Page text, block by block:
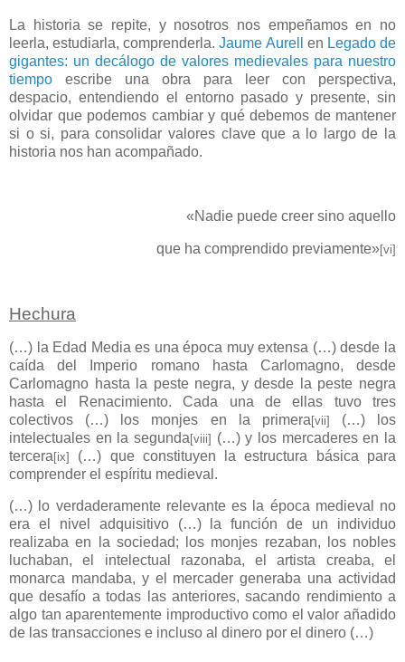
La historia se repite, y nosotros nos empeñamos en no
leerla, estudiarla, comprenderla.Jaume Aurell en Legado de
gigantes: un decálogo de valores medievales para nuestro
tiempo escribe una obra para leer con perspectiva,
despacio, entendiendo el entorno pasado y presente, sin
olvidar que podemos cambiar y qué debemos de mantener
si o si, para consolidar valores clave que a lo largo de la
historia nos han acompañado.
«Nadie puede creer sino aquello
que ha comprendido previamente»[vi]
Hechura
(…) la Edad Media es una época muy extensa (…) desde la
caída del Imperio romano hasta Carlomagno, desde
Carlomagno hasta la peste negra, y desde la peste negra
hasta el Renacimiento. Cada una de ellas tuvo tres
colectivos (…) los monjes en la primera[vii]
(…) los
intelectuales en la segunda[viii] (…) y los mercaderes en la
tercera[ix]
(…) que constituyen la estructura básica para
comprender el espíritu medieval.
(…) lo verdaderamente relevante es la época medieval no
era el nivel adquisitivo (…) la función de un individuo
realizaba en la sociedad; los monjes rezaban, los nobles
luchaban, el intelectual razonaba, el artista creaba, el
monarca mandaba, y el mercader generaba una actividad
que desafío a todas las anteriores, sacando rendimiento a
algo tan aparentemente improductivo como el valor añadido
de las transacciones e incluso al dinero por el dinero (…)